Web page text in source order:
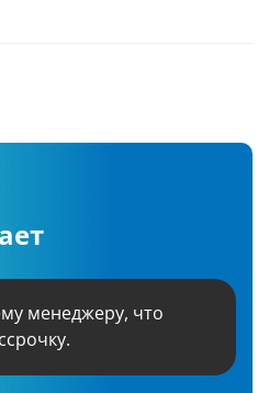
менеджеру, что